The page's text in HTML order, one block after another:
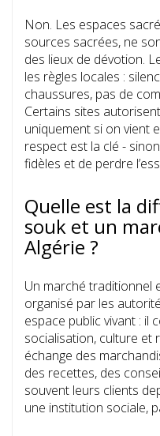
Non. Les espaces
sources sacrées, ne
des lieux de dévotion.
les règles locales :
chaussures, pas de
Certains sites
uniquement si on vient
respect est la clé -
fidèles et de perdre
Quelle est la
souk et un
Algérie ?
Un marché traditionnel
organisé par les
espace public vivant : il
socialisation, culture et
échange des
des recettes, des
souvent leurs clients
une institution sociale,